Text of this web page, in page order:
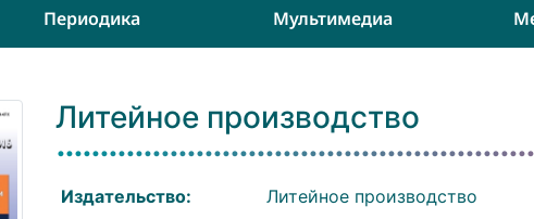
Периодика Мультимедиа
Литейное производство
Издательство:
Литейное производство